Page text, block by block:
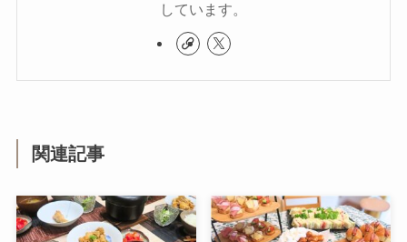
しています。
関連記事